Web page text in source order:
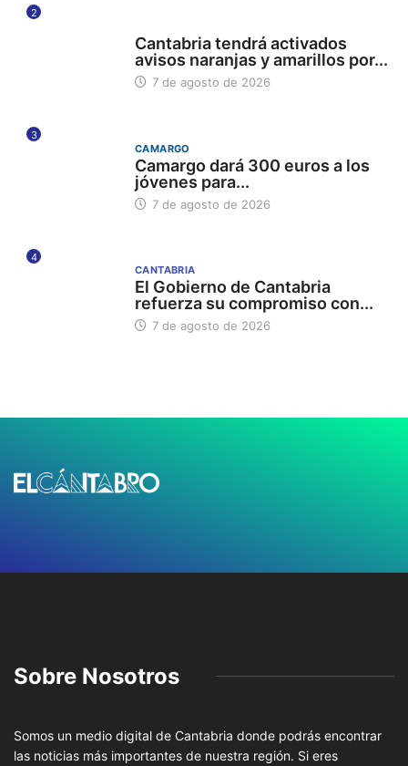
2
Cantabria tendrá activados
avisos naranjas y amarillos por...
7 de agosto de 2026
3
CAMARGO
Camargo dará 300 euros a los
jóvenes para...
7 de agosto de 2026
4
CANTABRIA
El Gobierno de Cantabria
refuerza su compromiso con...
7 de agosto de 2026
Sobre Nosotros
Somos un medio digital de Cantabria donde podrás encontrar
las noticias más importantes de nuestra región. Si eres